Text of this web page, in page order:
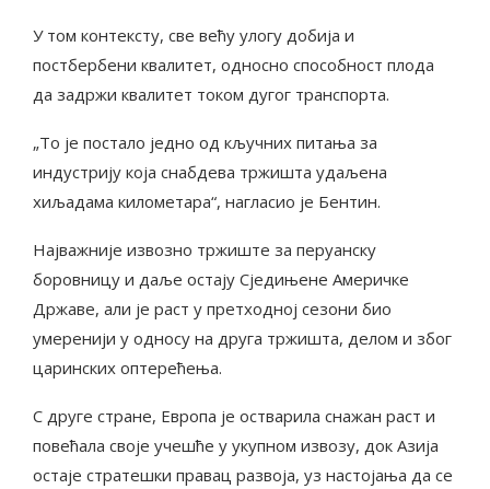
У том контексту, све већу улогу добија и
постбербени квалитет, односно способност плода
да задржи квалитет током дугог транспорта.
„То је постало једно од кључних питања за
индустрију која снабдева тржишта удаљена
хиљадама километара“, нагласио је Бентин.
Најважније извозно тржиште за перуанску
боровницу и даље остају Сједињене Америчке
Државе, али је раст у претходној сезони био
умеренији у односу на друга тржишта, делом и због
царинских оптерећења.
С друге стране, Европа је остварила снажан раст и
повећала своје учешће у укупном извозу, док Азија
остаје стратешки правац развоја, уз настојања да се